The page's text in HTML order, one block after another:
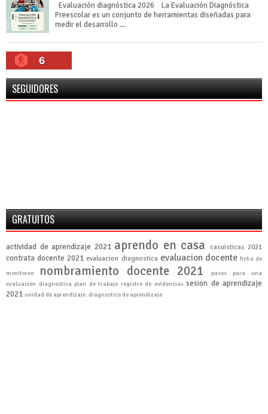
Evaluación diagnóstica 2026 La Evaluación Diagnóstica
Preescolar es un conjunto de herramientas diseñadas para
medir el desarrollo ...
6
SEGUIDORES
GRATUITOS
actividad de aprendizaje 2021 aprendo en casa casuisticas 2021
contrata docente 2021 evaluacion diagnostica evaluacion docente ficha de
monitoreo
nombramiento docente 2021
pasos para una
evaluacion diagnostica plan de trabajo registro de evidencias sesion de aprendizaje
2021 unidad de aprendizaje. diagnostico de aprendizaje